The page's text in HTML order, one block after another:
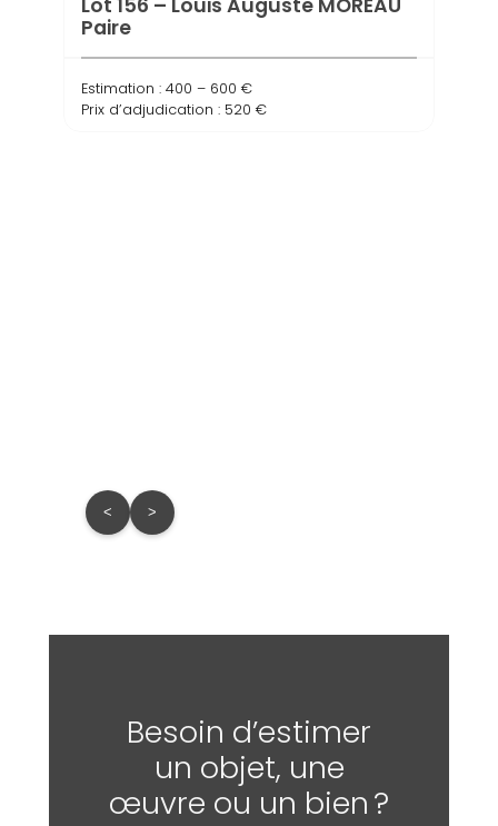
Paire
Estimation : 400 – 600 €
Prix d’adjudication : 520 €
< >
Besoin d’estimer
un objet, une
œuvre ou un bien ?